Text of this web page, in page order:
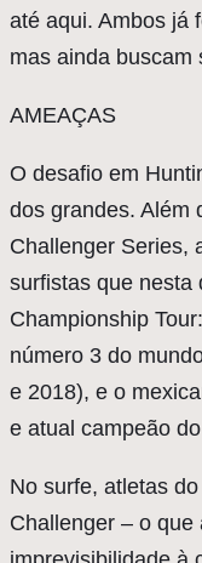
até aqui. Ambos já
mas ainda buscam
AMEAÇAS
O desafio em
dos grandes. Além
Challenger Series,
surfistas que nesta
Championship
número 3 do
e 2018), e o
e atual campeão
No surfe, atletas
Challenger – o